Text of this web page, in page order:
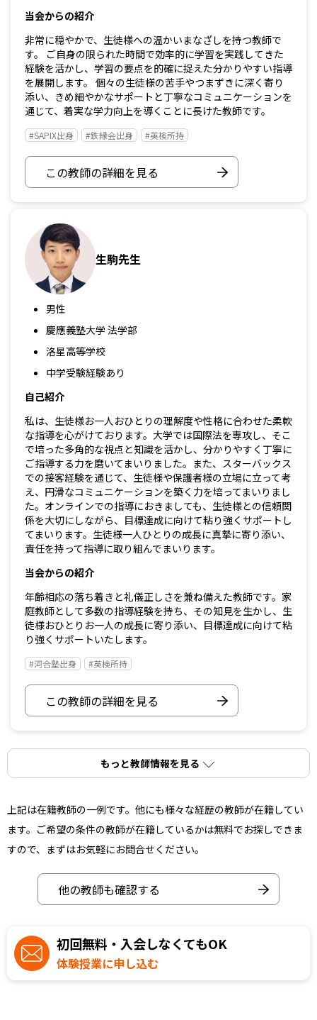
当会からの紹介
非常に穏やかで、生徒様への温かいまなざしを持つ教師で
す。 ご自身の限られた時間で効率的に学習を実践してきた
経験を活かし、学習の要点を的確に捉えた分かりやすい指導
を展開します。 個々の生徒様の苦手やつまずきに深く寄り
添い、きめ細やかなサポートと丁寧なコミュニケーションを
通じて、着実な学力向上を導くことに長けた教師です。
#SAPIX出身 #鉄縁会出身 #英検所持
この教師の詳細を見る
生駒先生
男性
慶應義塾大学 法学部
洛星高等学校
中学受験経験あり
自己紹介
私は、生徒様お一人おひとりの理解度や性格に合わせた柔軟
な指導を心がけております。大学では国際法を専攻し、そこ
で培った多角的な視点と知識を活かし、分かりやすく丁寧に
ご指導する力を磨いてまいりました。また、スターバックス
での接客経験を通じて、生徒様や保護者様の立場に立って考
え、円滑なコミュニケーションを築く力を培ってまいりまし
た。オンラインでの指導におきましても、生徒様との信頼関
係を大切にしながら、目標達成に向けて粘り強くサポートし
てまいります。生徒様一人ひとりの成長に真摯に寄り添い、
責任を持って指導に取り組んでまいります。
当会からの紹介
年齢相応の落ち着きと礼儀正しさを兼ね備えた教師です。家
庭教師として多数の指導経験を持ち、その知見を生かし、生
徒様おひとりお一人の成長に寄り添い、目標達成に向けて粘
り強くサポートいたします。
#河合塾出身 #英検所持
この教師の詳細を見る
もっと教師情報を見る
上記は在籍教師の一例です。他にも様々な経歴の教師が在籍してい
ます。ご希望の条件の教師が在籍しているかは無料でお探しできま
すので、まずはお気軽にお問合せください。
他の教師も確認する
初回無料・入会しなくてもOK
体験授業に申し込む